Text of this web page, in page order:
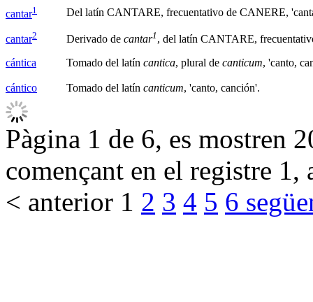
cantar1 Del latín CANTARE, frecuentativo de CANERE,
cantar2 Derivado de cantar1 , del latín CANTARE,
cántica
Tomado del latín cantica, plural de canticum, 'canto,
cántico Tomado del latín canticum, 'canto, canción'.
Pàgina 1 de 6, es mostren
començant en el registre 1,
< anterior 1 2 3 4 5 6